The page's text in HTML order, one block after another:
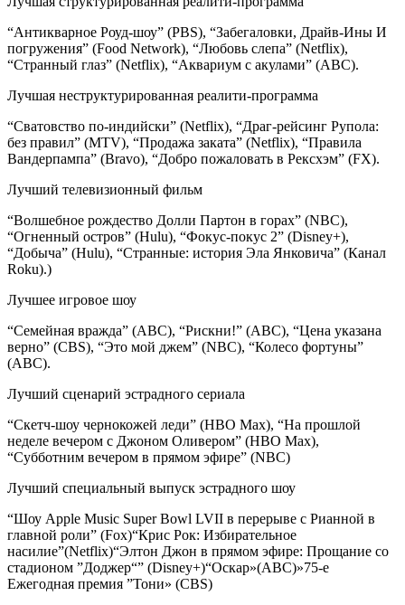
“Антикварное Роуд-шоу” (PBS), “Забегаловки, Драйв-Ины И
погружения” (Food Network), “Любовь слепа” (Netflix),
“Странный глаз” (Netflix), “Аквариум с акулами” (ABC).
Лучшая неструктурированная реалити-программа
“Сватовство по-индийски” (Netflix), “Драг-рейсинг Рупола:
без правил” (MTV), “Продажа заката” (Netflix), “Правила
Вандерпампа” (Bravo), “Добро пожаловать в Рексхэм” (FX).
Лучший телевизионный фильм
“Волшебное рождество Долли Партон в горах” (NBC),
“Огненный остров” (Hulu), “Фокус-покус 2” (Disney+),
“Добыча” (Hulu), “Странные: история Эла Янковича” (Канал
Roku).)
Лучшее игровое шоу
“Семейная вражда” (ABC), “Рискни!” (ABC), “Цена указана
верно” (CBS), “Это мой джем” (NBC), “Колесо фортуны”
(ABC).
Лучший сценарий эстрадного сериала
“Скетч-шоу чернокожей леди” (HBO Max), “На прошлой
неделе вечером с Джоном Оливером” (HBO Max),
“Субботним вечером в прямом эфире” (NBC)
Лучший специальный выпуск эстрадного шоу
“Шоу Apple Music Super Bowl LVII в перерыве с Рианной в
главной роли” (Fox)“Крис Рок: Избирательное
насилие”(Netflix)“Элтон Джон в прямом эфире: Прощание со
стадионом ”Доджер“” (Disney+)“Оскар»(ABC)»75-е
Ежегодная премия ”Тони» (CBS)